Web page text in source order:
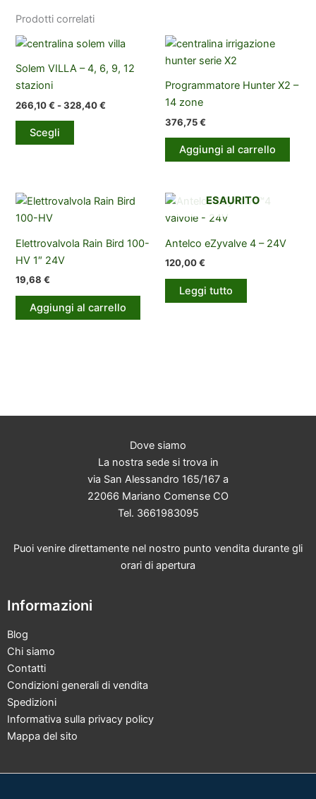
Prodotti correlati
Solem VILLA – 4, 6, 9, 12
stazioni
266,10€ - 328,40€
Scegli
Questo
Le
possono
nella
pagina
Programmatore Hunter X2 –
14 zone
376,75€
Aggiungi al carrello
Elettrovalvola Rain Bird 100-
HV 1″ 24V
19,68€
Aggiungi al carrello
ESAURITO
Antelco eZyvalve 4 – 24V
120,00€
Leggi tutto
Dove siamo
La nostra sede si trova in
via San Alessandro 165/167 a
22066 Mariano Comense CO
Tel. 3661983095
Puoi venire direttamente nel nostro punto vendita durante gli
orari di apertura
Informazioni
Blog
Chi siamo
Contatti
Condizioni generali di vendita
Spedizioni
Informativa sulla privacy policy
Mappa del sito